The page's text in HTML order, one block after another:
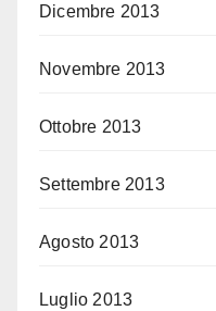
Dicembre 2013
Novembre 2013
Ottobre 2013
Settembre 2013
Agosto 2013
Luglio 2013